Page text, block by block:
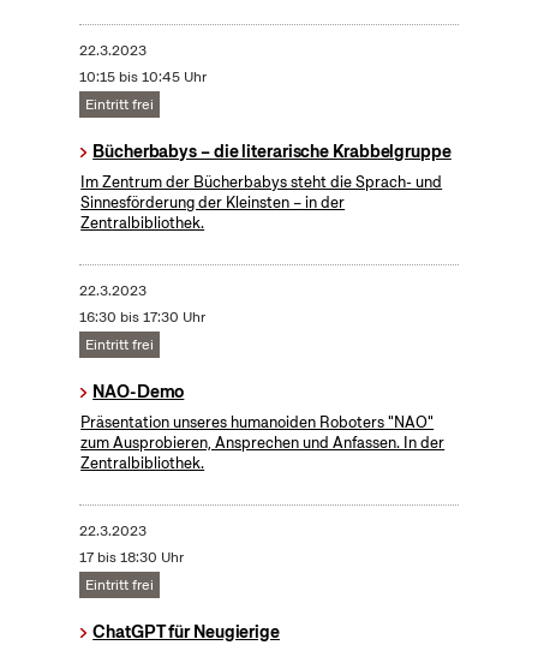
22.3.2023
10:15 bis 10:45 Uhr
Eintritt frei
Bücherbabys – die literarische Krabbelgruppe
Im Zentrum der Bücherbabys steht die Sprach- und
Sinnesförderung der Kleinsten – in der
Zentralbibliothek.
22.3.2023
16:30 bis 17:30 Uhr
Eintritt frei
NAO-Demo
Präsentation unseres humanoiden Roboters "NAO"
zum Ausprobieren, Ansprechen und Anfassen. In der
Zentralbibliothek.
22.3.2023
17 bis 18:30 Uhr
Eintritt frei
ChatGPT für Neugierige